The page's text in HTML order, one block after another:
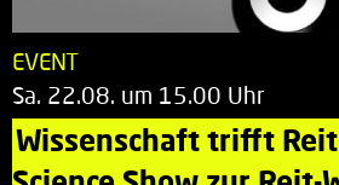
EVENT
Sa. 22.08. um 15.00 Uhr
Wissenschaft trifft